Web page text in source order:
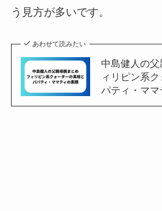
う見方が多いです。
あわせて読みたい
中島健人の
ィリピン系
パティ・ママ